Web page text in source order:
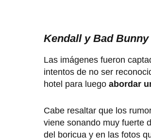
Kendall y Bad
Las imágenes fueron
intentos de no ser
hotel para luego abordar
Cabe resaltar que los
viene sonando muy fuerte
del boricua y en las fotos